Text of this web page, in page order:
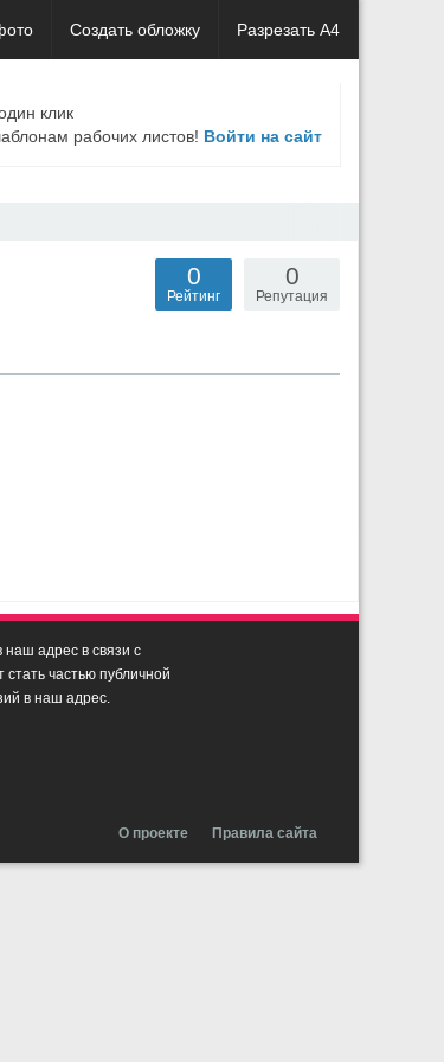
Создать обложку Разрезать А4
клик
рабочих листов! Войти на сайт
0
Репутация
0
Рейтинг
адрес в связи с
частью публичной
в наш адрес.
О проекте Правила сайта